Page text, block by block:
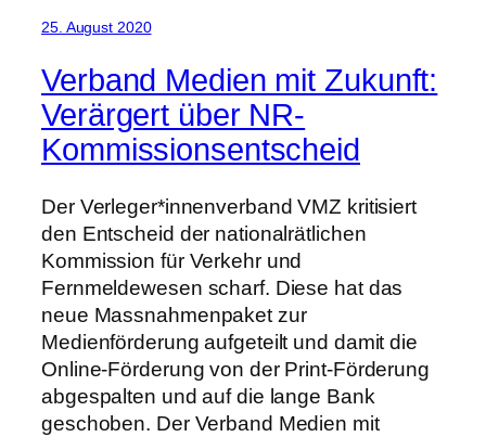
25. August 2020
Verband Medien mit Zukunft:
Verärgert über NR-
Kommissionsentscheid
Der Verleger*innenverband VMZ kritisiert
den Entscheid der nationalrätlichen
Kommission für Verkehr und
Fernmeldewesen scharf. Diese hat das
neue Massnahmenpaket zur
Medienförderung aufgeteilt und damit die
Online-Förderung von der Print-Förderung
abgespalten und auf die lange Bank
geschoben. Der Verband Medien mit